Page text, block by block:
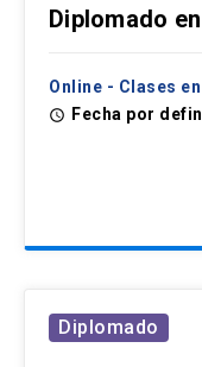
Diplomado
Online - Clases
access_time Fecha por
Diplomado